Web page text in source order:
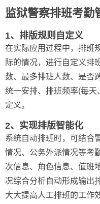
监狱警察排班考勤
1、排版规则自定义
在实际应用过程中，排班
际的情况，进行自定义排
数、最多排班人数、是否
统一安排、排班频率(每
定义。
2、实现排版智能化
系统自动排班时，可结合
情况、公务外派情况等考
次信息、角色信息、值班
况综合分析自动形成输出
大大提高人工排班的工作